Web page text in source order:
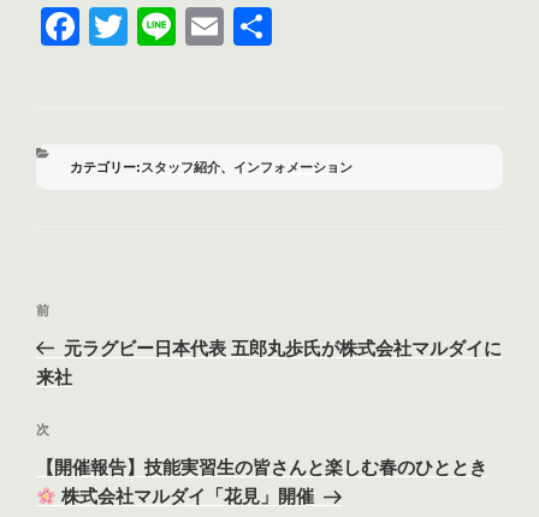
F
b
T
Li
E
カ
スタッフ紹介、 インフォメーション
投
ナ
ゲ
ー
シ
前
の
投
前
元ラグビー日本代表 五郎丸歩氏が株式会社マルダイに
来社
次
の
投
次
【開催報告】技能実習生の皆さんと楽しむ春のひととき
株式会社マルダイ「花見」開催